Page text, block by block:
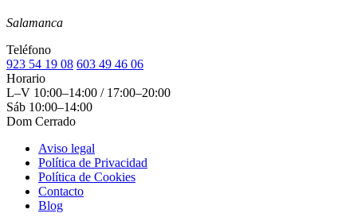
Salamanca
Teléfono
923 54 19 08 603 49 46 06
Horario
L–V 10:00–14:00 / 17:00–20:00
Sáb 10:00–14:00
Dom Cerrado
Aviso legal
Política de Privacidad
Política de Cookies
Contacto
Blog